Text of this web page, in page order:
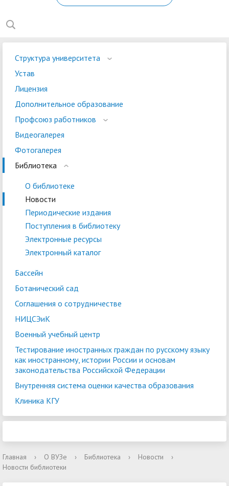
Структура университета
Устав
Лицензия
Дополнительное образование
Профсоюз работников
Видеогалерея
Фотогалерея
Библиотека
О библиотеке
Новости
Периодические издания
Поступления в библиотеку
Электронные ресурсы
Электронный каталог
Бассейн
Ботанический сад
Соглашения о сотрудничестве
НИЦСЭиК
Военный учебный центр
Тестирование иностранных граждан по русскому языку
как иностранному, истории России и основам
законодательства Российской Федерации
Внутренняя система оценки качества образования
Клиника КГУ
Главная › О ВУЗе › Библиотека › Новости
›
Новости библиотеки